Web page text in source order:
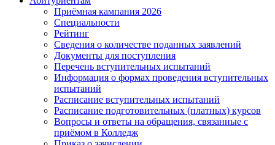
Приёмная кампания 2026
Специальности
Рейтинг
Сведения о количестве поданных заявлений
Документы для поступления
Перечень вступительных испытаний
Информация о формах проведения вступительных
испытаний
Расписание вступительных испытаний
Расписание подготовительных (платных) курсов
Вопросы и ответы на обращения, связанные с
приёмом в Колледж